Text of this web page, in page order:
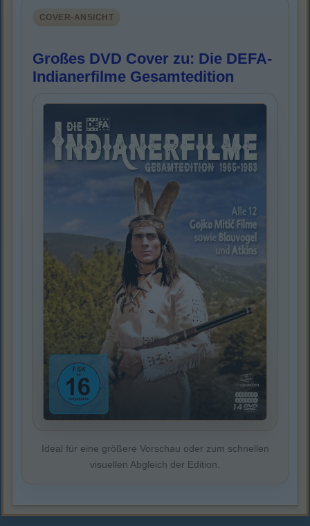
COVER-ANSICHT
Großes DVD Cover zu: Die DEFA-
Indianerfilme Gesamtedition
Ideal für eine größere Vorschau oder zum schnellen
visuellen Abgleich der Edition.